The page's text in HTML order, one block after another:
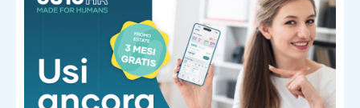
Ultima ora
In ferie senza e-mail e chat? Ecco
come organizzarsi per staccare
davvero la spina dal lavoro